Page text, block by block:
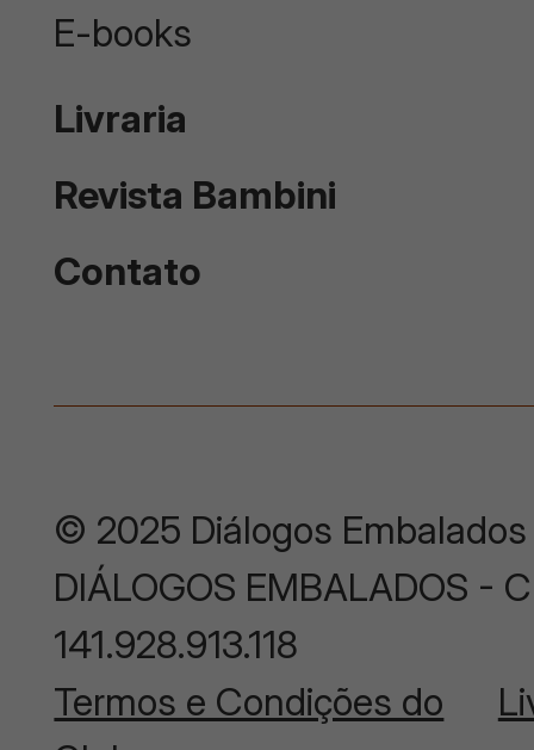
E-books
Livraria
Revista Bambini
Contato
© 2025 Diálogos Embalados
DIÁLOGOS EMBALADOS -
141.928.913.118
Termos e Condições do